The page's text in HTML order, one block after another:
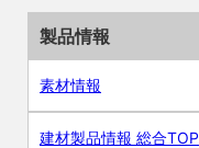
製品情報
素材情報
建材製品情報 総合TOP